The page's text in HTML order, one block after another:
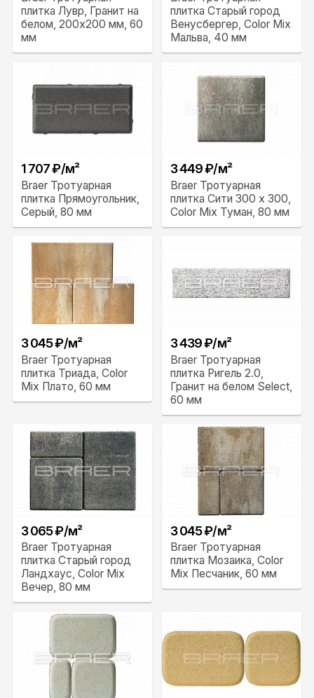
плитка Лувр, Гранит на
белом, 200х200 мм, 60
мм
плитка Старый город
Венусбергер, Color Mix
Мальва, 40 мм
1 707 ₽/м²
Braer Тротуарная
плитка Прямоугольник,
Серый, 80 мм
3 449 ₽/м²
Braer Тротуарная
плитка Сити 300 x 300,
Color Mix Туман, 80 мм
3 045 ₽/м²
Braer Тротуарная
плитка Триада, Color
Mix Плато, 60 мм
3 439 ₽/м²
Braer Тротуарная
плитка Ригель 2.0,
Гранит на белом Select,
60 мм
3 065 ₽/м²
Braer Тротуарная
плитка Старый город
Ландхаус, Color Mix
Вечер, 80 мм
3 045 ₽/м²
Braer Тротуарная
плитка Мозаика, Color
Mix Песчаник, 60 мм